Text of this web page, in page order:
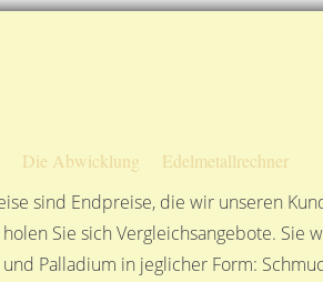
Die Abwicklung Edelmetallrechner
sind Endpreise, die wir unseren
Sie sich Vergleichsangebote. Sie
Palladium in jeglicher Form: